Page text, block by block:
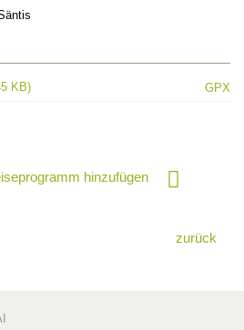
KB) GPX
hinzufügen
zurück